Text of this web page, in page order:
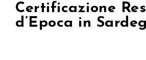
Certificazione
d’Epoca in